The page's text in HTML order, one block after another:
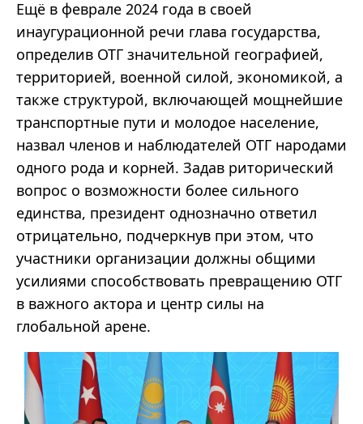
Ещё в феврале 2024 года в своей
инаугурационной речи глава государства,
определив ОТГ значительной географией,
территорией, военной силой, экономикой, а
также структурой, включающей мощнейшие
транспортные пути и молодое население,
назвал членов и наблюдателей ОТГ народами
одного рода и корней. Задав риторический
вопрос о возможности более сильного
единства, президент однозначно ответил
отрицательно, подчеркнув при этом, что
участники организации должны общими
усилиями способствовать превращению ОТГ
в важного актора и центр силы на
глобальной арене.